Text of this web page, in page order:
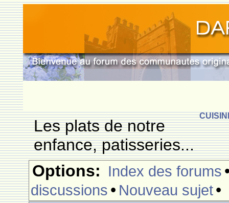
Les plats de notre
enfance, patisseries...
Options: Index des forums
discussions • Nouveau sujet•